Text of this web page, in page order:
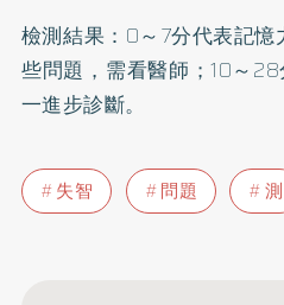
檢測結果：0～7分代表記
些問題，需看醫師；10～
一進步診斷。
失智 問題 測